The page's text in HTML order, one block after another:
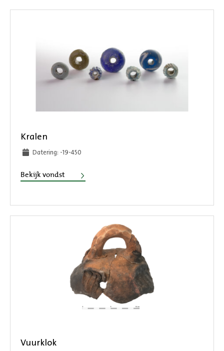
Kralen
Datering: -19-450
Bekijk vondst Kralen
Vuurklok